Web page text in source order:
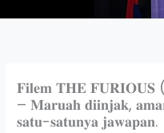
𝐅𝐢𝐥𝐞𝐦 𝐓𝐇𝐄 𝐅𝐔𝐑𝐈𝐎𝐔𝐒
– 𝐌𝐚𝐫𝐮𝐚𝐡 𝐝𝐢𝐢𝐧𝐣𝐚𝐤,
𝐬𝐚𝐭𝐮-𝐬𝐚𝐭𝐮𝐧𝐲𝐚 𝐣𝐚𝐰𝐚𝐩𝐚𝐧.